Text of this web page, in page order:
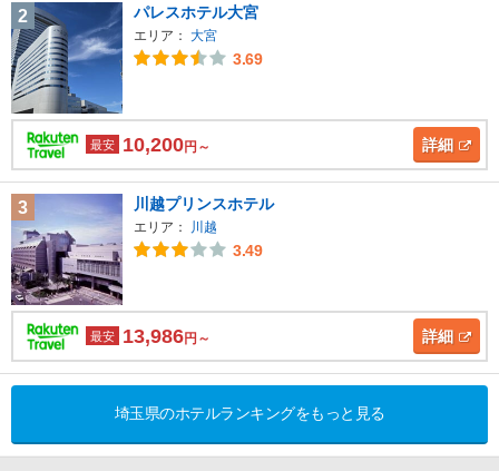
2 パレスホテル大宮
エリア： 大宮
3.69
最安 10,200円～ 詳細
3 川越プリンスホテル
エリア： 川越
3.49
最安 13,986円～ 詳細
埼玉県のホテルランキングをもっと見る